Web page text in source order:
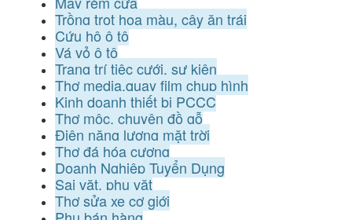
Trồng trọt hoa màu, cây ăn trái
Cứu hộ ô tô
Vá vỏ ô tô
Trang trí tiệc cưới, sự kiện
Thợ media,quay film chụp hình
Kinh doanh thiết bị PCCC
Thợ mộc, chuyên đồ gỗ
Điện năng lượng mặt trời
Thợ đá hóa cương
Doanh Nghiệp Tuyển Dụng
Sai vặt, phụ vặt
Thợ sửa xe cơ giới